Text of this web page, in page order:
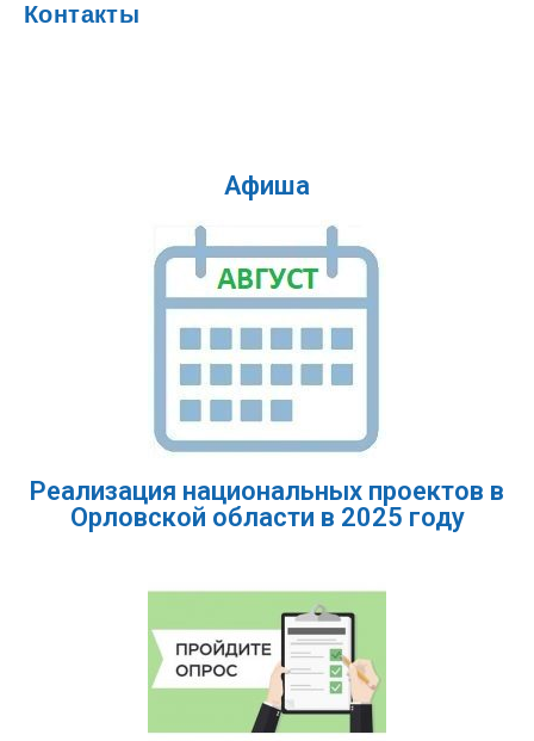
Контакты
Афиша
Реализация национальных проектов в
Орловской области в 2025 году